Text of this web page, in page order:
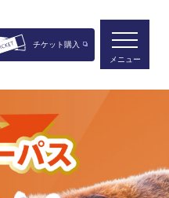
チケット購入
メニュー